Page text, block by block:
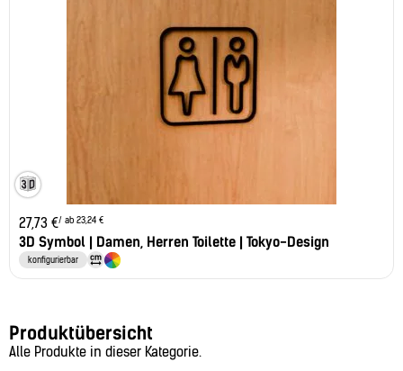
27,73 €/ ab 23,24 €
3D Symbol | Damen, Herren Toilette | Tokyo-Design
konfigurierbar
Produktübersicht
Alle Produkte in dieser Kategorie.